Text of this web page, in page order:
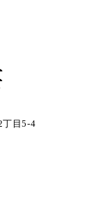
丁目5-4